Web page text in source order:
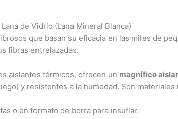
de Vidrio (Lana Mineral Blanca)
que basan su eficacia en las miles de
fibras entrelazadas.
aislantes térmicos, ofrecen un magnífico
y resistentes a la humedad. Son
o en formato de borra para insuflar.